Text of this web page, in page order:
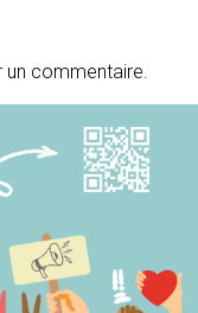
un commentaire.